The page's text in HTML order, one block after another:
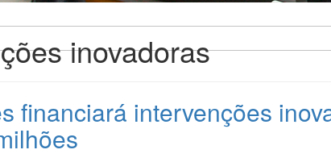
inovadoras
financiará intervenções